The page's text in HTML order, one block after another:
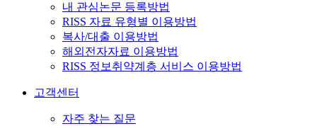
내 관심논문 등록방법
RISS 자료 유형별 이용방법
복사/대출 이용방법
해외전자자료 이용방법
RISS 정보취약계층 서비스 이용방법
고객센터
자주 찾는 질문